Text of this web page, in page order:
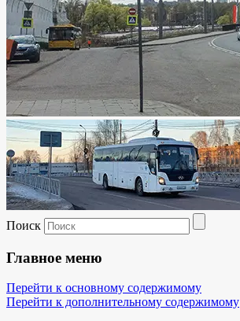
Поиск
Главное меню
Перейти к основному содержимому
Перейти к дополнительному содержимому